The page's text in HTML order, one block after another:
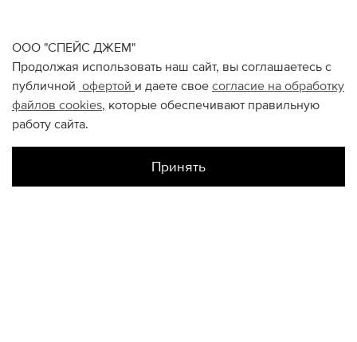
ООО "СПЕЙС ДЖЕМ"
Продолжая использовать наш сайт, вы соглашаетесь с
публичной офертой и даете свое согласие на обработку
файлов cookies, которые обеспечивают правильную
работу сайта.
Принять